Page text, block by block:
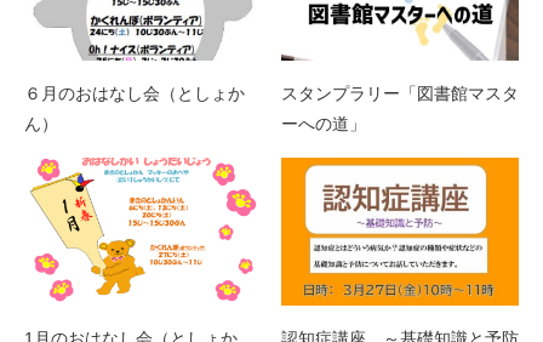
６月のおはなし会（としょか
ん）
スタンプラリー「図書館マスタ
ーへの道」